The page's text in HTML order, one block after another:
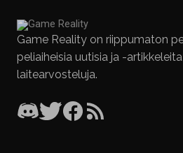
Game Reality on riippumaton
peliaiheisia uutisia ja -
laitearvosteluja.